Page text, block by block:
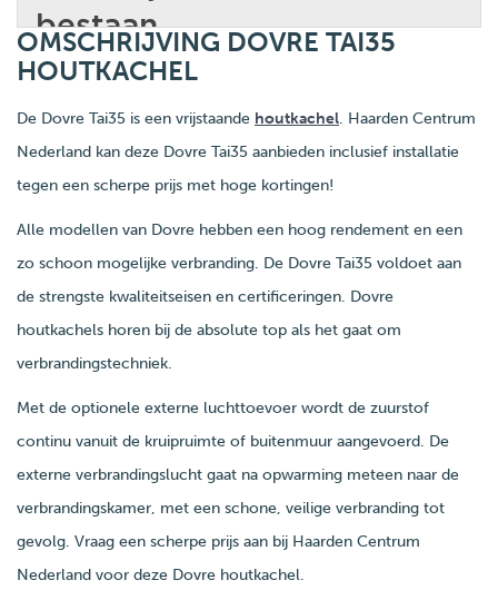
OMSCHRIJVING DOVRE TAI35
HOUTKACHEL
De Dovre Tai35 is een vrijstaande houtkachel. Haarden Centrum
Nederland kan deze Dovre Tai35 aanbieden inclusief installatie
tegen een scherpe prijs met hoge kortingen!
Alle modellen van Dovre hebben een hoog rendement en een
zo schoon mogelijke verbranding. De Dovre Tai35 voldoet aan
de strengste kwaliteitseisen en certificeringen. Dovre
houtkachels horen bij de absolute top als het gaat om
verbrandingstechniek.
Met de optionele externe luchttoevoer wordt de zuurstof
continu vanuit de kruipruimte of buitenmuur aangevoerd. De
externe verbrandingslucht gaat na opwarming meteen naar de
verbrandingskamer, met een schone, veilige verbranding tot
gevolg. Vraag een scherpe prijs aan bij Haarden Centrum
Nederland voor deze Dovre houtkachel.